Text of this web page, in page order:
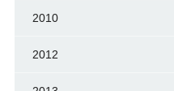
2010
2012